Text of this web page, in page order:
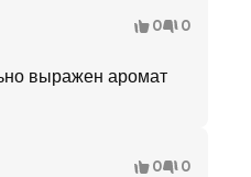
0 0
выражен аромат
0 0